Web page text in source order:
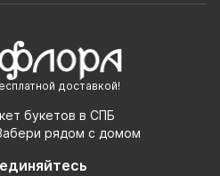
доставкой!
букетов в СПБ
рядом с домом